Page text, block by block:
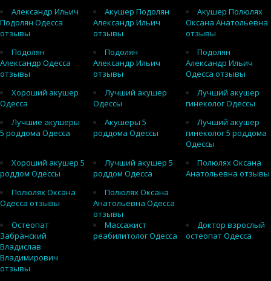
Александр Ильич
Подолян Одесса
отзывы
Акушер Подолян
Александр Ильич
отзывы
Акушер Полюлях
Оксана Анатольевна
отзывы
Подолян
Александр Одесса
отзывы
Подолян
Александр Ильич
отзывы
Подолян
Александр Ильич
Одесса отзывы
Хороший акушер
Одесса
Лучший акушер
Одессы
Лучший акушер
гинеколог Одессы
Лучшие акушеры
5 роддома Одесса
Акушеры 5
роддома Одессы
Лучший акушер
гинеколог 5 роддома
Одессы
Хороший акушер 5
роддом Одессы
Лучший акушер 5
роддом Одесса
Полюлях Оксана
Анатольевна отзывы
Полюлях Оксана
Одесса отзывы
Полюлях Оксана
Анатольевна Одесса
отзывы
Остеопат
Забранский
Владислав
Владимирович
отзывы
Массажист
реабилитолог Одесса
Доктор взрослый
остеопат Одесса